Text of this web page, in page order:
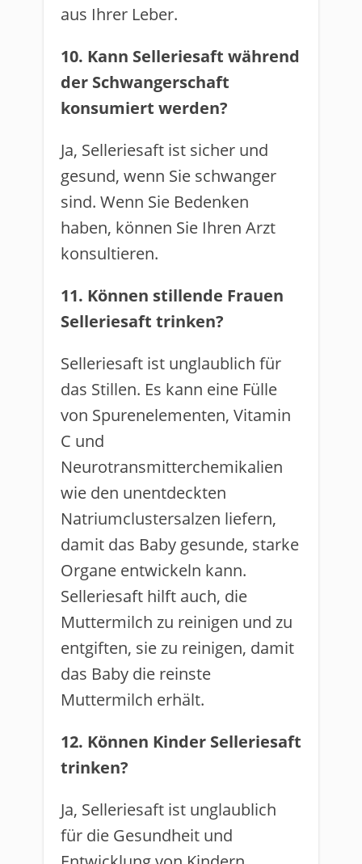
aus Ihrer Leber.
10. Kann Selleriesaft während
der Schwangerschaft
konsumiert werden?
Ja, Selleriesaft ist sicher und
gesund, wenn Sie schwanger
sind. Wenn Sie Bedenken
haben, können Sie Ihren Arzt
konsultieren.
11. Können stillende Frauen
Selleriesaft trinken?
Selleriesaft ist unglaublich für
das Stillen. Es kann eine Fülle
von Spurenelementen, Vitamin
C und
Neurotransmitterchemikalien
wie den unentdeckten
Natriumclustersalzen liefern,
damit das Baby gesunde, starke
Organe entwickeln kann.
Selleriesaft hilft auch, die
Muttermilch zu reinigen und zu
entgiften, sie zu reinigen, damit
das Baby die reinste
Muttermilch erhält.
12. Können Kinder Selleriesaft
trinken?
Ja, Selleriesaft ist unglaublich
für die Gesundheit und